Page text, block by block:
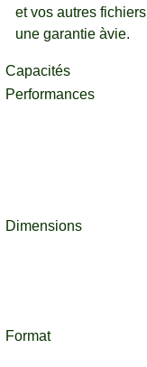
et vos autres
une garantie àvie.
Capacités
Performances
Dimensions
Format